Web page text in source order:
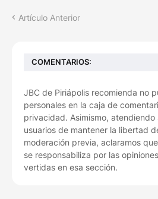
Artículo Anterior
COMENTARIOS:
JBC de Piriápolis recomienda no
personales en la caja de
privacidad. Asimismo,
usuarios de mantener la libertad
moderación previa, aclaramos
se responsabiliza por las
vertidas en esa sección.